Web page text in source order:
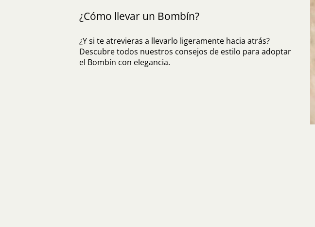
¿Cómo llevar un Bombín?
¿Y si te atrevieras a llevarlo ligeramente hacia atrás?
Descubre todos nuestros consejos de estilo para adoptar
el Bombín con elegancia.